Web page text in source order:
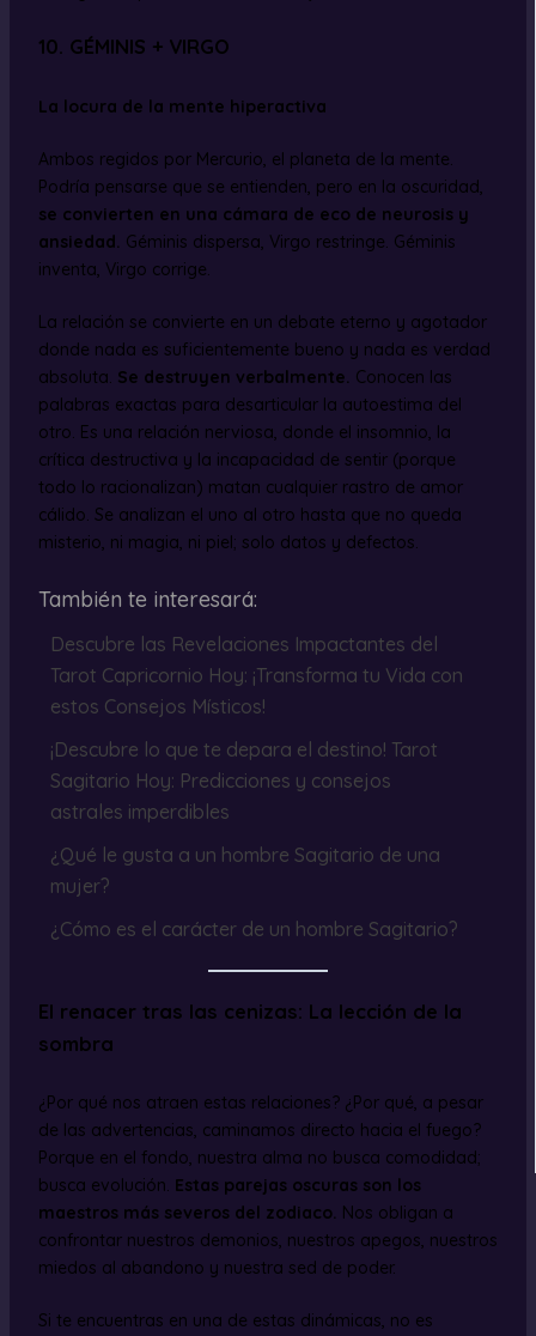
10. GÉMINIS + VIRGO
La locura de la mente hiperactiva
Ambos regidos por Mercurio, el planeta de la mente.
Podría pensarse que se entienden, pero en la oscuridad,
se convierten en una cámara de eco de neurosis y
ansiedad. Géminis dispersa, Virgo restringe. Géminis
inventa, Virgo corrige.
La relación se convierte en un debate eterno y agotador
donde nada es suficientemente bueno y nada es verdad
absoluta. Se destruyen verbalmente. Conocen las
palabras exactas para desarticular la autoestima del
otro. Es una relación nerviosa, donde el insomnio, la
crítica destructiva y la incapacidad de sentir (porque
todo lo racionalizan) matan cualquier rastro de amor
cálido. Se analizan el uno al otro hasta que no queda
misterio, ni magia, ni piel; solo datos y defectos.
También te interesará:
Descubre las Revelaciones Impactantes del
Tarot Capricornio Hoy: ¡Transforma tu Vida con
estos Consejos Místicos!
¡Descubre lo que te depara el destino! Tarot
Sagitario Hoy: Predicciones y consejos
astrales imperdibles
¿Qué le gusta a un hombre Sagitario de una
mujer?
¿Cómo es el carácter de un hombre Sagitario?
El renacer tras las cenizas: La lección de la
sombra
¿Por qué nos atraen estas relaciones? ¿Por qué, a pesar
de las advertencias, caminamos directo hacia el fuego?
Porque en el fondo, nuestra alma no busca comodidad;
busca evolución. Estas parejas oscuras son los
maestros más severos del zodiaco. Nos obligan a
confrontar nuestros demonios, nuestros apegos, nuestros
miedos al abandono y nuestra sed de poder.
Si te encuentras en una de estas dinámicas, no es